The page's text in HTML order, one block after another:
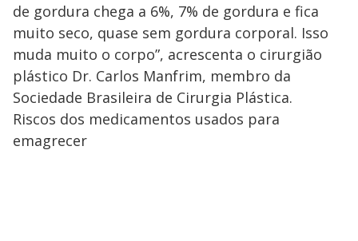
de gordura chega a 6%, 7% de gordura e fica
muito seco, quase sem gordura corporal. Isso
muda muito o corpo”, acrescenta o cirurgião
plástico Dr. Carlos Manfrim, membro da
Sociedade Brasileira de Cirurgia Plástica.
Riscos dos medicamentos usados para
emagrecer